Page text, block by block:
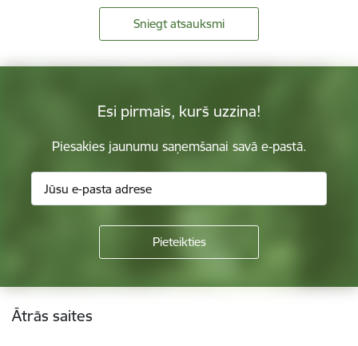
Sniegt atsauksmi
Esi pirmais, kurš uzzina!
Piesakies jaunumu saņemšanai savā e-pastā.
Kājene
Ātrās saites